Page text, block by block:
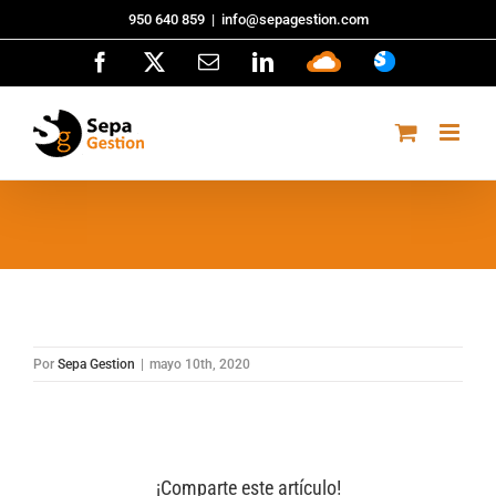
al
950 640 859 | info@sepagestion.com
Facebook
CorreoLinkedIn
Sepa
Por Sepa Gestion | mayo 10th, 2020
¡Comparte este artículo!